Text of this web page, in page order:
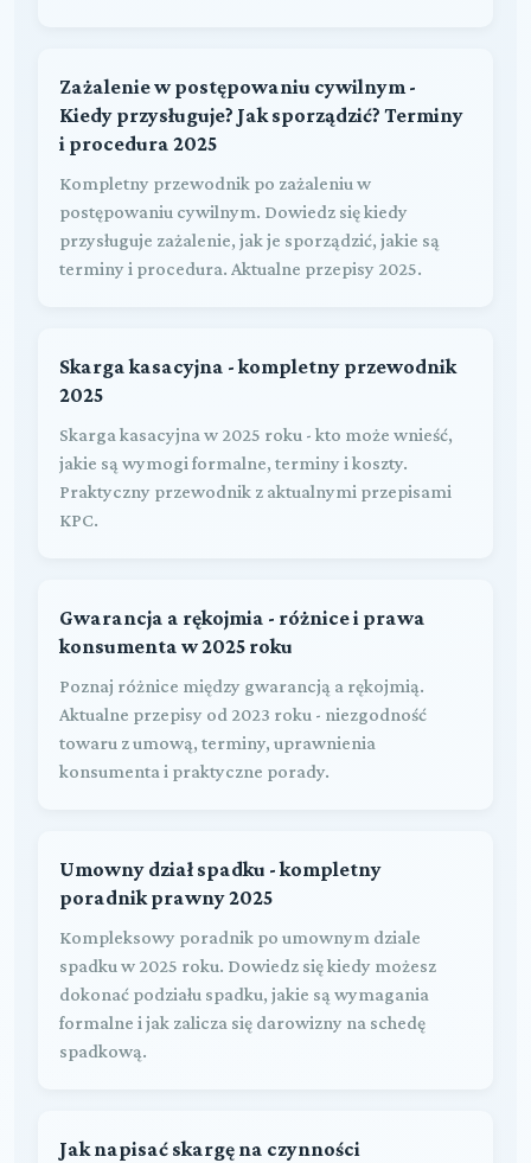
Zażalenie w postępowaniu cywilnym -
Kiedy przysługuje? Jak sporządzić? Terminy
i procedura 2025
Kompletny przewodnik po zażaleniu w
postępowaniu cywilnym. Dowiedz się kiedy
przysługuje zażalenie, jak je sporządzić, jakie są
terminy i procedura. Aktualne przepisy 2025.
Skarga kasacyjna - kompletny przewodnik
2025
Skarga kasacyjna w 2025 roku - kto może wnieść,
jakie są wymogi formalne, terminy i koszty.
Praktyczny przewodnik z aktualnymi przepisami
KPC.
Gwarancja a rękojmia - różnice i prawa
konsumenta w 2025 roku
Poznaj różnice między gwarancją a rękojmią.
Aktualne przepisy od 2023 roku - niezgodność
towaru z umową, terminy, uprawnienia
konsumenta i praktyczne porady.
Umowny dział spadku - kompletny
poradnik prawny 2025
Kompleksowy poradnik po umownym dziale
spadku w 2025 roku. Dowiedz się kiedy możesz
dokonać podziału spadku, jakie są wymagania
formalne i jak zalicza się darowizny na schedę
spadkową.
Jak napisać skargę na czynności